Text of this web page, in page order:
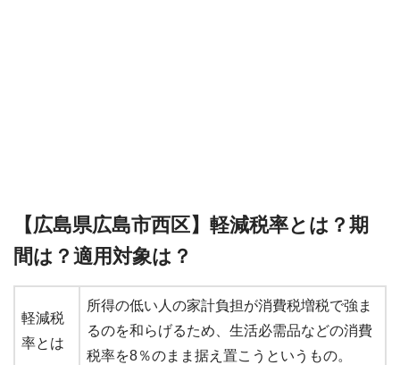
【広島県広島市西区】軽減税率とは？期
間は？適用対象は？
軽減税
率とは
所得の低い人の家計負担が消費税増税で強ま
るのを和らげるため、生活必需品などの消費
税率を8％のまま据え置こうというもの。